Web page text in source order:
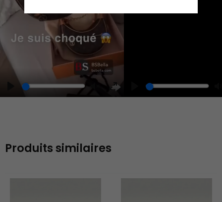
Play UnmuteEnter
Produits similaires